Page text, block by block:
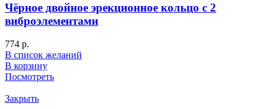
Чёрное двойное эрекционное кольцо с 2
виброэлементами
774 р.
В список желаний
В корзину
Посмотреть
Закрыть